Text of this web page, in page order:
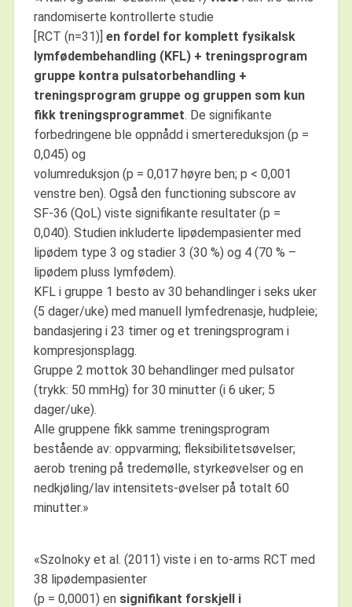
randomiserte kontrollerte studie
[RCT (n=31)] en fordel for komplett fysikalsk
lymfødembehandling (KFL) + treningsprogram
gruppe kontra pulsatorbehandling +
treningsprogram gruppe og gruppen som kun
fikk treningsprogrammet. De signifikante
forbedringene ble oppnådd i smertereduksjon (p =
0,045) og
volumreduksjon (p = 0,017 høyre ben; p < 0,001
venstre ben). Også den functioning subscore av
SF-36 (QoL) viste signifikante resultater (p =
0,040). Studien inkluderte lipødempasienter med
lipødem type 3 og stadier 3 (30 %) og 4 (70 % –
lipødem pluss lymfødem).
KFL i gruppe 1 besto av 30 behandlinger i seks uker
(5 dager/uke) med manuell lymfedrenasje, hudpleie;
bandasjering i 23 timer og et treningsprogram i
kompresjonsplagg.
Gruppe 2 mottok 30 behandlinger med pulsator
(trykk: 50 mmHg) for 30 minutter (i 6 uker; 5
dager/uke).
Alle gruppene fikk samme treningsprogram
bestående av: oppvarming; fleksibilitetsøvelser;
aerob trening på tredemølle, styrkeøvelser og en
nedkjøling/lav intensitets-øvelser på totalt 60
minutter.»
«Szolnoky et al. (2011) viste i en to-arms RCT med
38 lipødempasienter
(p = 0,0001) en signifikant forskjell i